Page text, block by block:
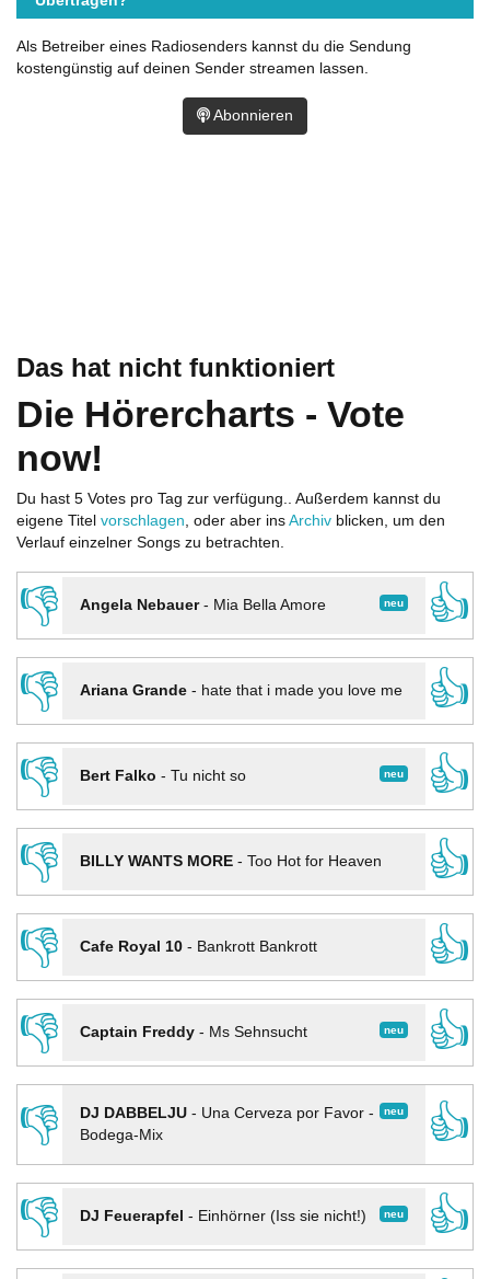
Das hat nicht funktioniert
Die Hörercharts - Vote
now!
Du hast 5 Votes pro Tag zur verfügung.. Außerdem kannst du
eigene Titel vorschlagen, oder aber ins Archiv blicken, um den
Verlauf einzelner Songs zu betrachten.
👎 neu
Angela Nebauer- Mia Bella Amore
👍
👎
Ariana Grande- hate that i made you love me
👍
👎
neu
Bert Falko - Tu nicht so
👍
👎
BILLY WANTS MORE- Too Hot for Heaven
👍
👎
Cafe Royal 10- Bankrott Bankrott
👍
👎
neu
Captain Freddy- Ms Sehnsucht
👍
👎
neu
DJ DABBELJU- Una Cerveza por Favor -
Bodega-Mix
👍
👎
neu
DJ Feuerapfel - Einhörner (Iss sie nicht!)
👍
Als Betreiber eines Radiosenders kannst du die Sendung
kostengünstig auf deinen Sender streamen lassen.
Abonnieren